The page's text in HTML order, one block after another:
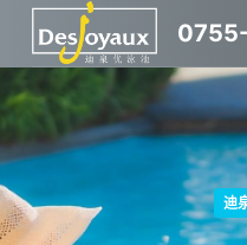
跳
过
内
迪